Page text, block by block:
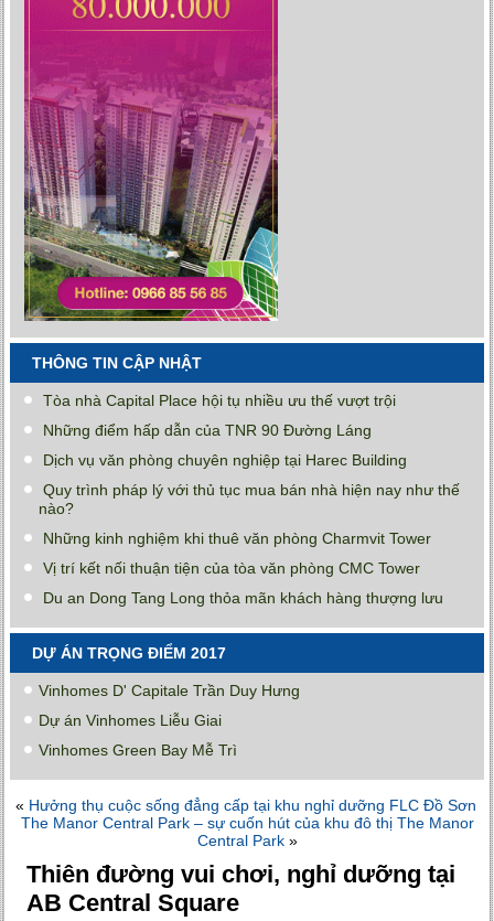
THÔNG TIN CẬP NHẬT
Tòa nhà Capital Place hội tụ nhiều ưu thế vượt trội
Những điểm hấp dẫn của TNR 90 Đường Láng
Dịch vụ văn phòng chuyên nghiệp tại Harec Building
Quy trình pháp lý với thủ tục mua bán nhà hiện nay như thế
nào?
Những kinh nghiệm khi thuê văn phòng Charmvit Tower
Vị trí kết nối thuận tiện của tòa văn phòng CMC Tower
Du an Dong Tang Long thỏa mãn khách hàng thượng lưu
DỰ ÁN TRỌNG ĐIỂM 2017
Vinhomes D' Capitale Trần Duy Hưng
Dự án Vinhomes Liễu Giai
Vinhomes Green Bay Mễ Trì
« Hưởng thụ cuộc sống đẳng cấp tại khu nghỉ dưỡng FLC Đồ Sơn
The Manor Central Park – sự cuốn hút của khu đô thị The Manor
Central Park»
Thiên đường vui chơi, nghỉ dưỡng tại
AB Central Square